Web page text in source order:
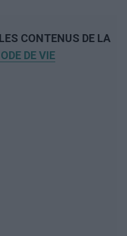
CONTENUS DE LA
DE VIE